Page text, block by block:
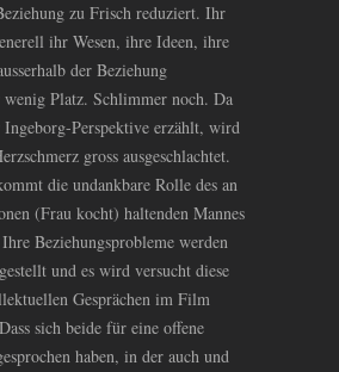
zu Frisch reduziert. Ihr
ihr Wesen, ihre Ideen, ihre
der Beziehung
Platz. Schlimmer noch. Da
Ingeborg-Perspektive erzählt, wird
gross ausgeschlachtet.
die undankbare Rolle des an
(Frau kocht) haltenden Mannes
Beziehungsprobleme werden
und es wird versucht diese
Gesprächen im Film
sich beide für eine offene
haben, in der auch und